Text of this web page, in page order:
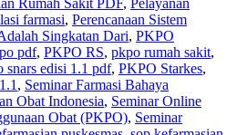
farmasi, Perencanaan Sistem
Singkatan Dari, PKPO
pdf, PKPO RS, pkpo rumah sakit,
snars edisi 1.1 pdf, PKPO Starkes,
, Seminar Farmasi Bahaya
Obat Indonesia, Seminar Online
Obat (PKPO), Seminar